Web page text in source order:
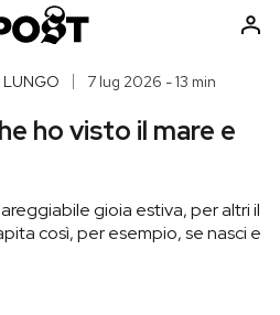
Auto
Libri
Consumismi
LUNGO 7 lug 2026 - 13 min
ho visto il mare e
gioia estiva, per altri il
così, per esempio, se nasci e